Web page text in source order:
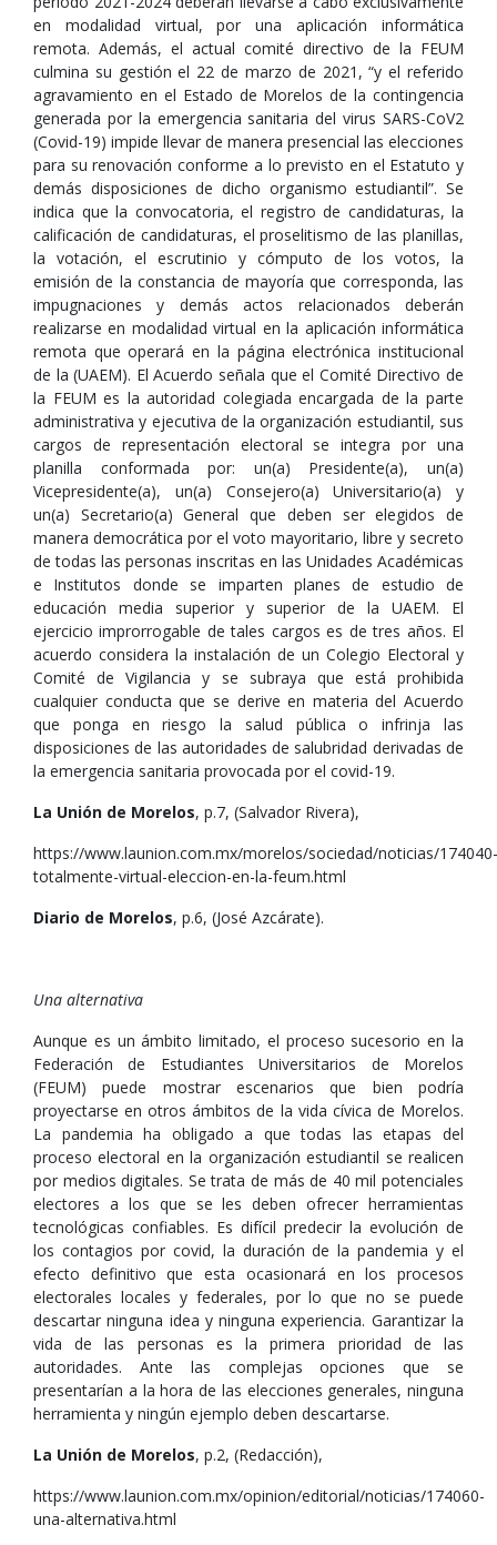
en modalidad virtual, por una aplicación informática
remota. Además, el actual comité directivo de la FEUM
culmina su gestión el 22 de marzo de 2021, “y el referido
agravamiento en el Estado de Morelos de la contingencia
generada por la emergencia sanitaria del virus SARS-CoV2
(Covid-19) impide llevar de manera presencial las elecciones
para su renovación conforme a lo previsto en el Estatuto y
demás disposiciones de dicho organismo estudiantil”. Se
indica que la convocatoria, el registro de candidaturas, la
calificación de candidaturas, el proselitismo de las planillas,
la votación, el escrutinio y cómputo de los votos, la
emisión de la constancia de mayoría que corresponda, las
impugnaciones y demás actos relacionados deberán
realizarse en modalidad virtual en la aplicación informática
remota que operará en la página electrónica institucional
de la (UAEM). El Acuerdo señala que el Comité Directivo de
la FEUM es la autoridad colegiada encargada de la parte
administrativa y ejecutiva de la organización estudiantil, sus
cargos de representación electoral se integra por una
planilla conformada por: un(a) Presidente(a), un(a)
Vicepresidente(a), un(a) Consejero(a) Universitario(a) y
un(a) Secretario(a) General que deben ser elegidos de
manera democrática por el voto mayoritario, libre y secreto
de todas las personas inscritas en las Unidades Académicas
e Institutos donde se imparten planes de estudio de
educación media superior y superior de la UAEM. El
ejercicio improrrogable de tales cargos es de tres años. El
acuerdo considera la instalación de un Colegio Electoral y
Comité de Vigilancia y se subraya que está prohibida
cualquier conducta que se derive en materia del Acuerdo
que ponga en riesgo la salud pública o infrinja las
disposiciones de las autoridades de salubridad derivadas de
la emergencia sanitaria provocada por el covid-19.
La Unión de Morelos, p.7, (Salvador Rivera),
https://www.launion.com.mx/morelos/sociedad/noticias/174040-
totalmente-virtual-eleccion-en-la-feum.html
Diario de Morelos, p.6, (José Azcárate).
Una alternativa
Aunque es un ámbito limitado, el proceso sucesorio en la
Federación de Estudiantes Universitarios de Morelos
(FEUM) puede mostrar escenarios que bien podría
proyectarse en otros ámbitos de la vida cívica de Morelos.
La pandemia ha obligado a que todas las etapas del
proceso electoral en la organización estudiantil se realicen
por medios digitales. Se trata de más de 40 mil potenciales
electores a los que se les deben ofrecer herramientas
tecnológicas confiables. Es difícil predecir la evolución de
los contagios por covid, la duración de la pandemia y el
efecto definitivo que esta ocasionará en los procesos
electorales locales y federales, por lo que no se puede
descartar ninguna idea y ninguna experiencia. Garantizar la
vida de las personas es la primera prioridad de las
autoridades. Ante las complejas opciones que se
presentarían a la hora de las elecciones generales, ninguna
herramienta y ningún ejemplo deben descartarse.
La Unión de Morelos, p.2, (Redacción),
https://www.launion.com.mx/opinion/editorial/noticias/174060-
una-alternativa.html